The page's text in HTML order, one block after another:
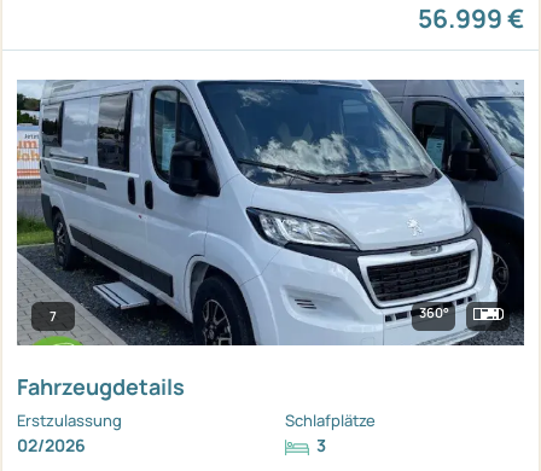
56.999 €
7 360°
Fahrzeugdetails
Erstzulassung
02/2026
Schlafplätze
3